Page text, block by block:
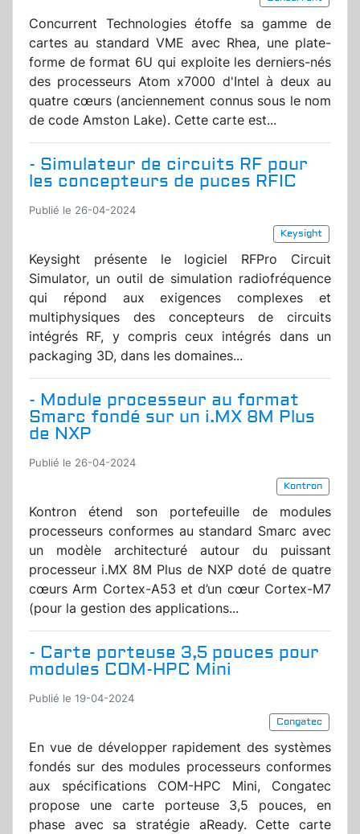
Concurrent Technologies étoffe sa gamme de
cartes au standard VME avec Rhea, une plate-
forme de format 6U qui exploite les derniers-nés
des processeurs Atom x7000 d'Intel à deux au
quatre cœurs (anciennement connus sous le nom
de code Amston Lake). Cette carte est...
- Simulateur de circuits RF pour
les concepteurs de puces RFIC
Publié le 26-04-2024
Keysight
Keysight présente le logiciel RFPro Circuit
Simulator, un outil de simulation radiofréquence
qui répond aux exigences complexes et
multiphysiques des concepteurs de circuits
intégrés RF, y compris ceux intégrés dans un
packaging 3D, dans les domaines...
- Module processeur au format
Smarc fondé sur un i.MX 8M Plus
de NXP
Publié le 26-04-2024
Kontron
Kontron étend son portefeuille de modules
processeurs conformes au standard Smarc avec
un modèle architecturé autour du puissant
processeur i.MX 8M Plus de NXP doté de quatre
cœurs Arm Cortex-A53 et d’un cœur Cortex-M7
(pour la gestion des applications...
- Carte porteuse 3,5 pouces pour
modules COM-HPC Mini
Publié le 19-04-2024
Congatec
En vue de développer rapidement des systèmes
fondés sur des modules processeurs conformes
aux spécifications COM-HPC Mini, Congatec
propose une carte porteuse 3,5 pouces, en
phase avec sa stratégie aReady. Cette carte